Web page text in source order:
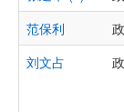
范保利
刘文占